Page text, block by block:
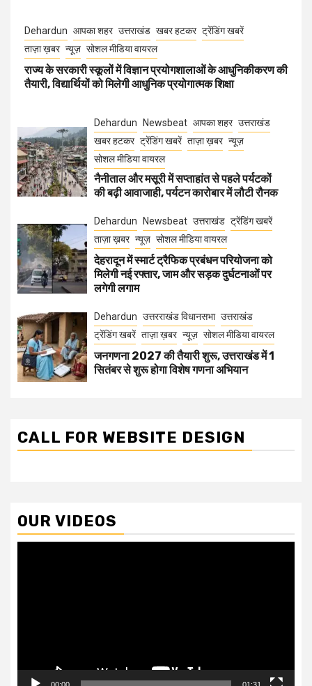
Dehardun आपका शहर उत्तराखंड खबर हटकर ट्रेंडिंग खबरें
ताज़ा ख़बर न्यूज़ सोशल मीडिया वायरल
राज्य के सरकारी स्कूलों में विज्ञान प्रयोगशालाओं के आधुनिकीकरण की
तैयारी, विद्यार्थियों को मिलेगी आधुनिक प्रयोगात्मक शिक्षा
Dehardun Newsbeat आपका शहर उत्तराखंड
खबर हटकर ट्रेंडिंग खबरें ताज़ा ख़बर न्यूज़
सोशल मीडिया वायरल
नैनीताल और मसूरी में सप्ताहांत से पहले पर्यटकों
की बढ़ी आवाजाही, पर्यटन कारोबार में लौटी रौनक
Dehardun Newsbeat उत्तराखंड ट्रेंडिंग खबरें
ताज़ा ख़बर न्यूज़ सोशल मीडिया वायरल
देहरादून में स्मार्ट ट्रैफिक प्रबंधन परियोजना को
मिलेगी नई रफ्तार, जाम और सड़क दुर्घटनाओं पर
लगेगी लगाम
Dehardun उत्तरराखंड विधानसभा उत्तराखंड
ट्रेंडिंग खबरें ताज़ा ख़बर न्यूज़ सोशल मीडिया वायरल
जनगणना 2027 की तैयारी शुरू, उत्तराखंड में 1
सितंबर से शुरू होगा विशेष गणना अभियान
CALL FOR WEBSITE DESIGN
OUR VIDEOS